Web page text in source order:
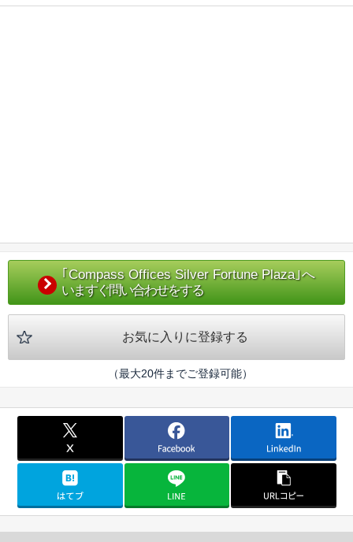
｢Compass Offices Silver Fortune Plaza｣へ
いますぐ問い合わせをする
お気に入りに登録する
（最大20件までご登録可能）